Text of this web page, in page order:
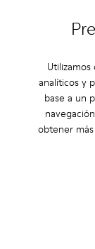
analíticos y
base a un
obtener
para
¿Cómo elegir
¿Qué
¿Hay